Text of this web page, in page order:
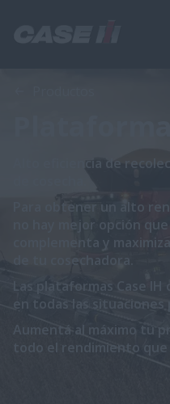
Alto eficiencia de
Para obtener un alto
no hay mejor opción
complementa y
de tu cosechadora.
Las plataformas Case
en todas las situaciones
Aumentá al máximo tu
todo el rendimiento